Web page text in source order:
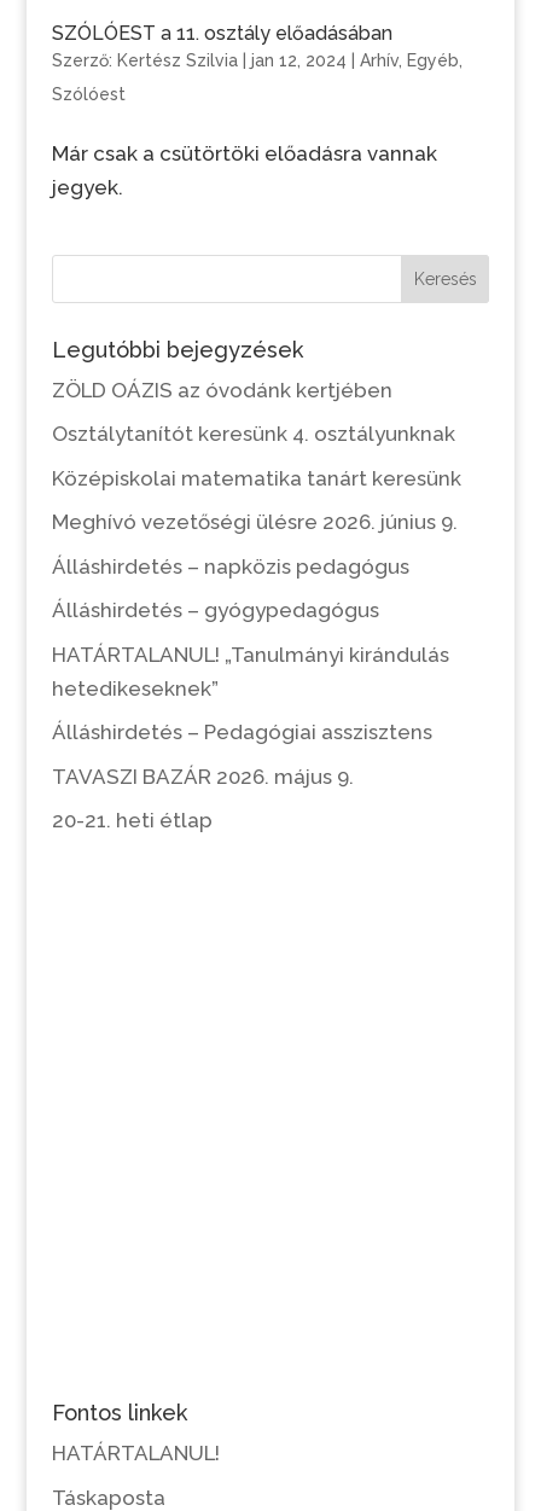
SZÓLÓEST a 11. osztály előadásában
Szerző: Kertész Szilvia| jan 12, 2024 Arhív, Egyéb
Szólóest
Már csak a csütörtöki előadásra vannak
jegyek.
Keresés
Legutóbbi bejegyzések
ZÖLD OÁZIS az óvodánk kertjében
Osztálytanítót keresünk 4. osztályunknak
Középiskolai matematika tanárt keresünk
Meghívó vezetőségi ülésre 2026. június 9.
Álláshirdetés – napközis pedagógus
Álláshirdetés – gyógypedagógus
HATÁRTALANUL! „Tanulmányi kirándulás
hetedikeseknek”
Álláshirdetés – Pedagógiai asszisztens
TAVASZI BAZÁR 2026. május 9.
20-21. heti étlap
Fontos linkek
HATÁRTALANUL!
Táskaposta